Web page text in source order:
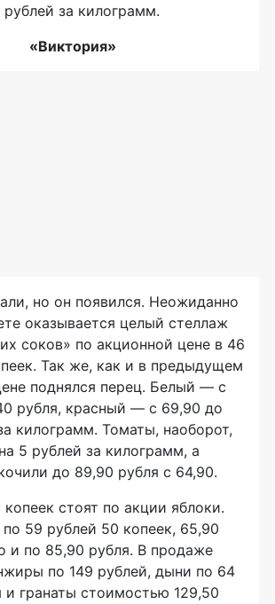
за килограмм.
«Виктория»
но он появился. Неожиданно
оказывается целый стеллаж
соков» по акционной цене в 46
Так же, как и в предыдущем
поднялся перец. Белый — с
рубля, красный — с 69,90 до
килограмм. Томаты, наоборот,
5 рублей за килограмм, а
до 89,90 рубля с 64,90.
стоят по акции яблоки.
59 рублей 50 копеек, 65,90
и по 85,90 рубля. В продаже
по 149 рублей, дыни по 64
и гранаты стоимостью 129,50